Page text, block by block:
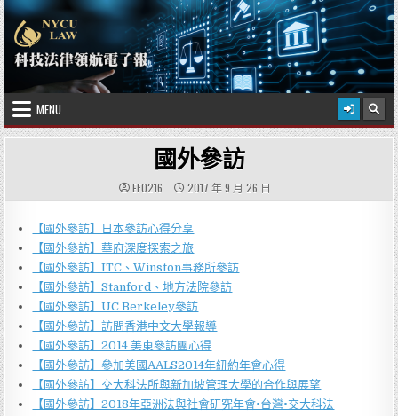
Skip to content 2026 年 8 月 8 日
國立陽明交通大學科技法律學院
MENU
國外參訪
EF0216 2017 年 9 月 26 日
【國外參訪】日本參訪心得分享
【國外參訪】華府深度探索之旅
【國外參訪】ITC、Winston事務所參訪
【國外參訪】Stanford、地方法院參訪
【國外參訪】UC Berkeley參訪
【國外參訪】訪問香港中文大學報導
【國外參訪】2014 美東參訪團心得
【國外參訪】參加美國AALS2014年紐約年會心得
【國外參訪】交大科法所與新加坡管理大學的合作與展望
【國外參訪】2018年亞洲法與社會研究年會•台灣•交大科法